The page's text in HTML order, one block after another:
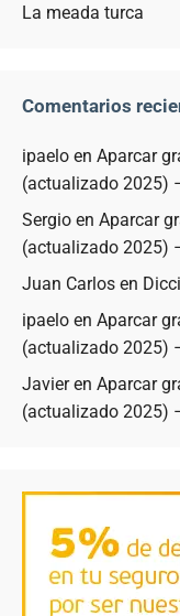
La meada turca
Comentarios
ipaelo en Aparcar
(actualizado 2025)
Sergio en Aparcar
(actualizado 2025)
Juan Carlos en
ipaelo en Aparcar
(actualizado 2025)
Javieren Aparcar
(actualizado 2025)